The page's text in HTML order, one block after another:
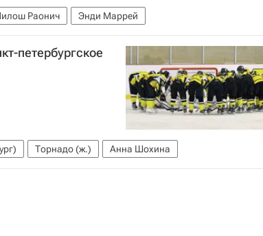
Раонич Энди Маррей
петербургское
Торнадо (ж.) Анна Шохина